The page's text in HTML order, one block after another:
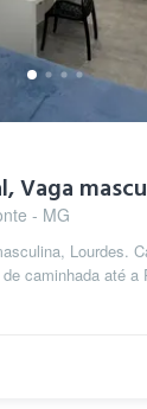
Vaga
- MG
Lourdes.
caminhada até a